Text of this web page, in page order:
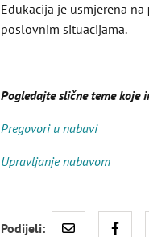
Edukacija je usmjerena na
poslovnim situacijama.
Pogledajte slične teme koje
Pregovori u nabavi
Upravljanje nabavom
Podijeli: